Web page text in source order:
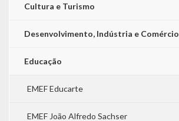
Cultura e Turismo
Desenvolvimento, Indústria e Comércio
Educação
EMEF Educarte
EMEF João Alfredo Sachser